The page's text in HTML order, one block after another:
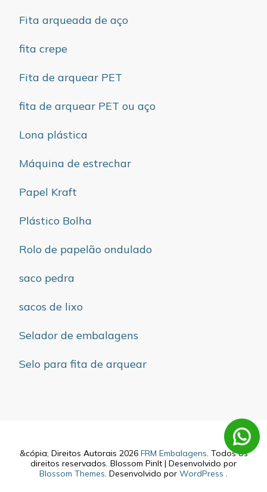
Fita arqueada de aço
fita crepe
Fita de arquear PET
fita de arquear PET ou aço
Lona plástica
Máquina de estrechar
Papel Kraft
Plástico Bolha
Rolo de papelão ondulado
saco pedra
sacos de lixo
Selador de embalagens
Selo para fita de arquear
&cópia; Direitos Autorais 2026 FRM Embalagens. Todos os
direitos reservados. Blossom PinIt | Desenvolvido por
Blossom Themes. Desenvolvido por WordPress .